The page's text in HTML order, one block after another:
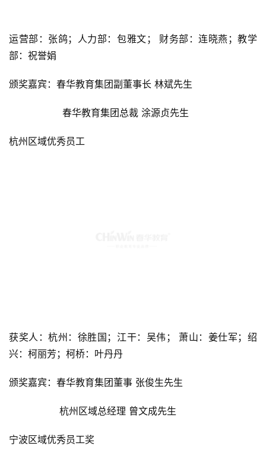
运营部：张鸽；人力部：包雅文； 财务部：连晓燕；教学
部：祝誉娟
颁奖嘉宾：春华教育集团副董事长 林斌先生
春华教育集团总裁 涂源贞先生
杭州区域优秀员工
获奖人：杭州：徐胜国；江干：吴伟； 萧山：姜仕军；绍
兴：柯丽芳；柯桥：叶丹丹
颁奖嘉宾：春华教育集团董事 张俊生先生
杭州区域总经理 曾文成先生
宁波区域优秀员工奖